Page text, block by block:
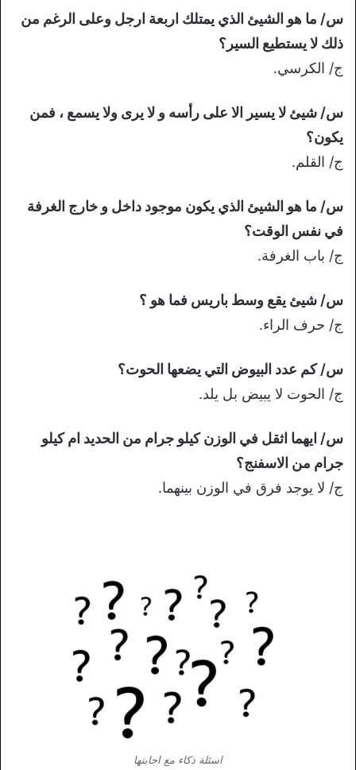
س/ ما هو الشيئ الذي يمتلك اربعة ارجل وعلى الرغم من
ذلك لا يستطيع السير؟
ج/ الكرسي.
س/ شيئ لا يسير الا على رأسه و لا يرى ولا يسمع ، فمن
يكون؟
ج/ القلم.
س/ ما هو الشيئ الذي يكون موجود داخل و خارج الغرفة
في نفس الوقت؟
ج/ باب الغرفة.
س/ شيئ يقع وسط باريس فما هو ؟
ج/ حرف الراء.
س/ كم عدد البيوض التي يضعها الحوت؟
ج/ الحوت لا يبيض بل يلد.
س/ ايهما اثقل في الوزن كيلو جرام من الحديد ام كيلو
جرام من الاسفنج؟
ج/ لا يوجد فرق في الوزن بينهما.
اسئلة ذكاء مع اجابتها